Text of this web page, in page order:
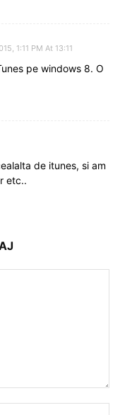
1:11 PM At 13:11
pe windows 8. O
de itunes, si am
etc..